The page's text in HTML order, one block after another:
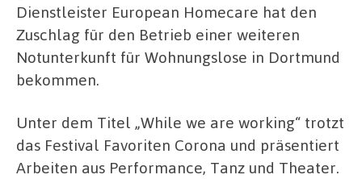
Dienstleister European Homecare hat den
Zuschlag für den Betrieb einer weiteren
Notunterkunft für Wohnungslose in Dortmund
bekommen.
Unter dem Titel „While we are working“ trotzt
das Festival Favoriten Corona und präsentiert
Arbeiten aus Performance, Tanz und Theater.